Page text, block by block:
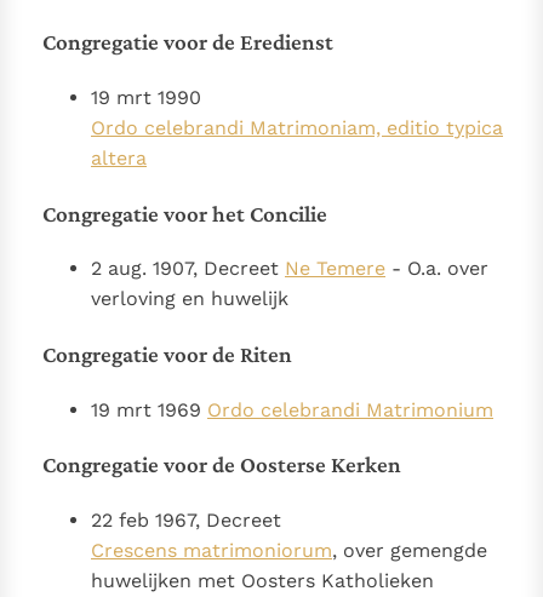
Congregatie voor de Eredienst
19 mrt 1990
Ordo celebrandi Matrimoniam, editio typica
altera
Congregatie voor het Concilie
2 aug. 1907, Decreet Ne Temere - O.a. over
verloving en huwelijk
Congregatie voor de Riten
19 mrt 1969 Ordo celebrandi Matrimonium
Congregatie voor de Oosterse Kerken
22 feb 1967, Decreet
Crescens matrimoniorum, over gemengde
huwelijken met Oosters Katholieken